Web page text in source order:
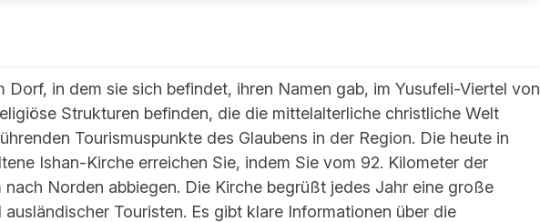
Dorf, in dem sie sich befindet, ihren Namen gab, im Yusufeli-Viertel von
Strukturen befinden, die die mittelalterliche christliche Welt
Tourismuspunkte des Glaubens in der Region. Die heute in
Ishan-Kirche erreichen Sie, indem Sie vom 92. Kilometer der
Norden abbiegen. Die Kirche begrüßt jedes Jahr eine große
Touristen. Es gibt klare Informationen über die